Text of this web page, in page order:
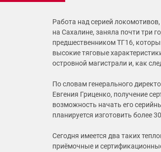
Работа над серией
на Сахалине, заняла почти три
предшественником ТГ16,
высокие тяговые
островной магистрали и, как
По словам генерального
Евгения Гриценко, получение
возможность начать его
планируется изготовить более
Сегодня имеется два таких
приёмочные и